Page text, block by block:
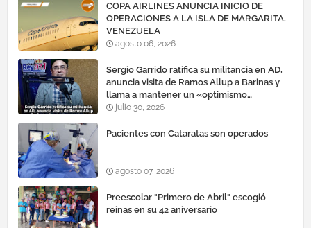
COPA AIRLINES ANUNCIA INICIO DE
OPERACIONES A LA ISLA DE MARGARITA,
VENEZUELA
agosto 06, 2026
Sergio Garrido ratifica su militancia en AD,
anuncia visita de Ramos Allup a Barinas y
llama a mantener un «optimismo
cauteloso»
julio 30, 2026
Pacientes con Cataratas son operados
agosto 07, 2026
Preescolar "Primero de Abril" escogió
reinas en su 42 aniversario